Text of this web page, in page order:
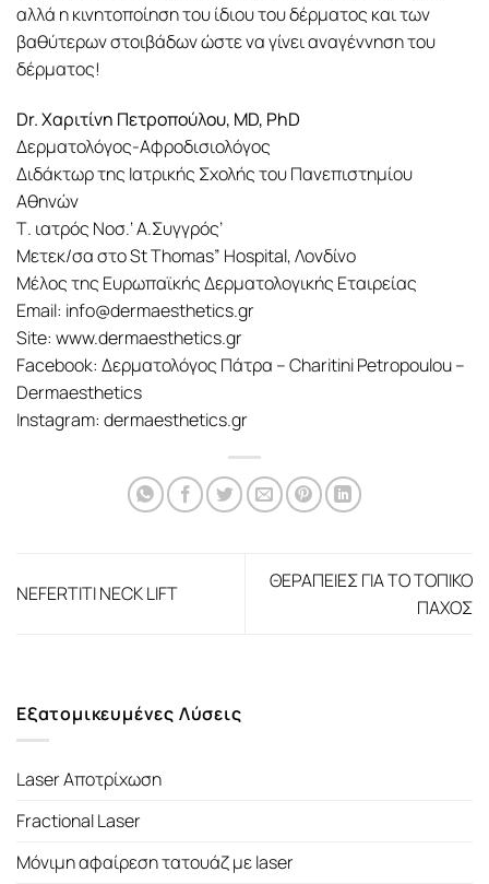
αλλά η κινητοποίηση του ίδιου του δέρματος και των
βαθύτερων στοιβάδων ώστε να γίνει αναγέννηση του
δέρματος!
Dr. Χαριτίνη Πετροπούλου, MD, PhD
Δερματολόγος-Αφροδισιολόγος
Διδάκτωρ της Ιατρικής Σχολής του Πανεπιστημίου
Αθηνών
Τ. ιατρός Νοσ.‘ Α.Συγγρός’
Μετεκ/σα στο St Thomas” Hospital, Λονδίνο
Μέλος της Ευρωπαϊκής Δερματολογικής Εταιρείας
Email: info@dermaesthetics.gr
Site: www.dermaesthetics.gr
Facebook: Δερματολόγος Πάτρα – Charitini Petropoulou –
Dermaesthetics
Instagram: dermaesthetics.gr
NEFERTITI NECK LIFT
ΘΕΡΑΠΕΙΕΣ ΓΙΑ ΤΟ ΤΟΠΙΚΟ
ΠΑΧΟΣ
Εξατομικευμένες Λύσεις
Laser Αποτρίχωση
Fractional Laser
Μόνιμη αφαίρεση τατουάζ με laser